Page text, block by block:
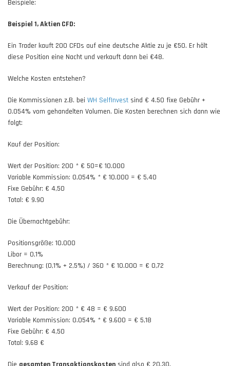
Beispiele:
Beispiel 1, Aktien CFD:
Ein Trader kauft 200 CFDs auf eine deutsche Aktie zu je €50. Er hält
diese Position eine Nacht und verkauft dann bei €48.
Welche Kosten entstehen?
Die Kommissionen z.B. bei WH SelfInvest sind € 4.50 fixe Gebühr +
0.054% vom gehandelten Volumen. Die Kosten berechnen sich dann wie
folgt:
Kauf der Position:
Wert der Position: 200 * € 50=€ 10.000
Variable Kommission: 0,054% * € 10.000 = € 5,40
Fixe Gebühr: € 4,50
Total: € 9.90
Die Übernachtgebühr:
Positionsgröße: 10.000
Libor = 0,1%
Berechnung: (0,1% + 2,5%) / 360 * € 10.000 = € 0,72
Verkauf der Position:
Wert der Position: 200 * € 48 = € 9.600
Variable Kommission: 0.054% * € 9.600 = € 5,18
Fixe Gebühr: € 4,50
Total: 9,68 €